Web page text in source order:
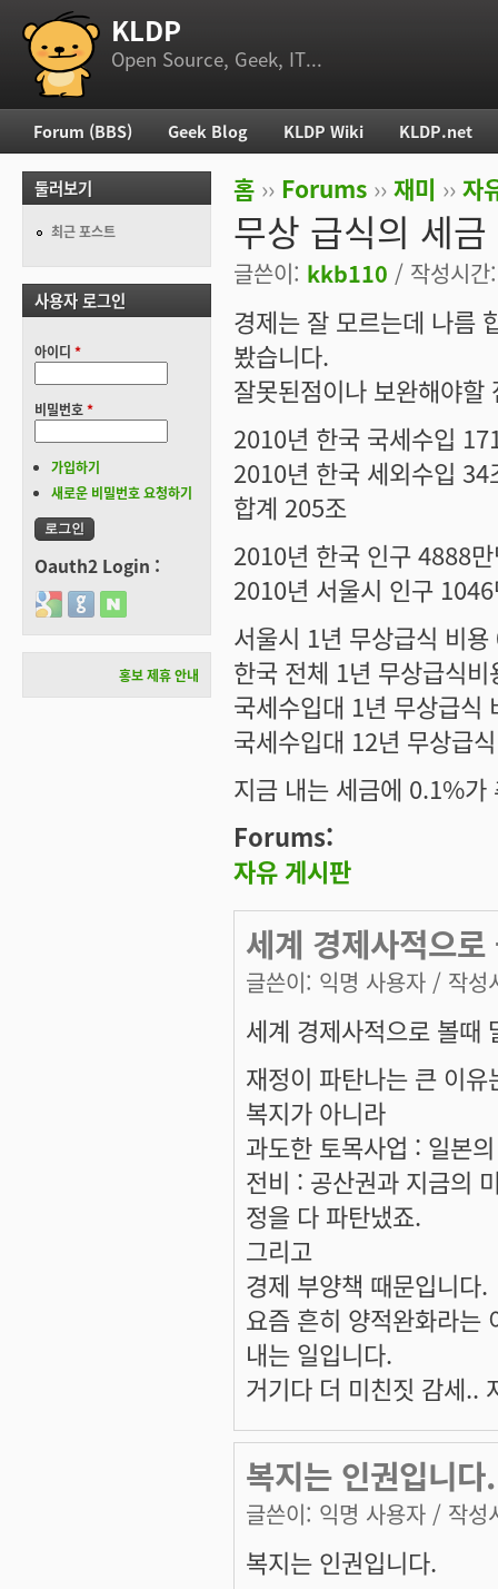
부 메뉴 KLDP
Open Source, Geek, IT...
현재 위치
홈 ›› Forums ›› 재미 ›› 자
무상 급식의 세
글쓴이: kkb110 / 작성시
경제는 잘 모르는데 나름
봤습니다.
잘못된점이나 보완해야
2010년 한국 국세수입
2010년 한국 세외수입 34
합계 205조
2010년 한국 인구 4888
2010년 서울시 인구
서울시 1년 무상급식 비
한국 전체 1년 무상급식
국세수입대 1년 무상급
국세수입대 12년 무상급
지금 내는 세금에 0.1%가
Forums:
자유 게시판
세계 경제사적으
글쓴이: 익명 사용자 / 작성
세계 경제사적으로 볼때
재정이 파탄나는 큰 이유
복지가 아니라
과도한 토목사업 : 일본
전비 : 공산권과 지금의
정을 다 파탄냈죠.
그리고
경제 부양책 때문입니다.
요즘 흔히 양적완화라는
내는 일입니다.
거기다 더 미친짓 감세..
복지는 인권입니
글쓴이: 익명 사용자 / 작성
복지는 인권입니다.
주 메뉴
Forum (BBS) Geek Blog KLDP Wiki KLDP.net
둘러보기
최근 포스트
사용자 로그인
아이디 *
비밀번호*
가입하기
새로운 비밀번호 요청하기
Oauth2 Login :
Login with Google
Login with GitHub
Login with Naver
홍보 제휴 안내